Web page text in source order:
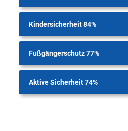
Kindersicherheit 84%
Fußgängerschutz 77%
Aktive Sicherheit 74%